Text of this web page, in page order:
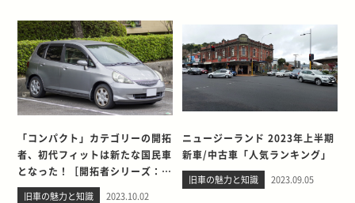
「コンパクト」カテゴリーの開拓
者、初代フィットは新たな国民車
となった！［開拓者シリーズ：第
3回］
旧車の魅力と知識 2023.10.02
ニュージーランド 2023年上半期
新車/中古車「人気ランキング」
旧車の魅力と知識 2023.09.05